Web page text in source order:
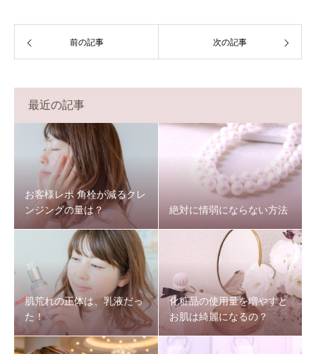
前の記事 次の記事
最近の記事
お客様レポ 角栓が減るクレ
ンジングの量は？
絶対に情弱にならない方法
肌荒れの正体は、乳液だっ
た！
化粧品の使用量を増やすと
お肌は綺麗になるの？